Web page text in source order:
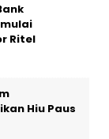
Ritel
Hiu Paus